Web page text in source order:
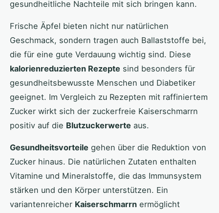
gesundheitliche Nachteile mit sich bringen kann.
Frische Äpfel bieten nicht nur natürlichen
Geschmack, sondern tragen auch Ballaststoffe bei,
die für eine gute Verdauung wichtig sind. Diese
kalorienreduzierten Rezepte sind besonders für
gesundheitsbewusste Menschen und Diabetiker
geeignet. Im Vergleich zu Rezepten mit raffiniertem
Zucker wirkt sich der zuckerfreie Kaiserschmarrn
positiv auf die Blutzuckerwerte aus.
Gesundheitsvorteile gehen über die Reduktion von
Zucker hinaus. Die natürlichen Zutaten enthalten
Vitamine und Mineralstoffe, die das Immunsystem
stärken und den Körper unterstützen. Ein
variantenreicher Kaiserschmarrn ermöglicht